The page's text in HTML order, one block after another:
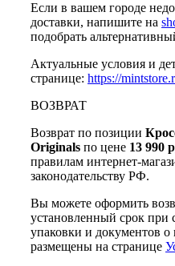
Если в вашем городе
доставки, напишите на
подобрать
Актуальные условия и
странице: https://
ВОЗВРАТ
Возврат по позиции
Originals по цене 13 990
правилам интернет-
законодательству РФ.
Вы можете оформить
установленный срок при
упаковки и документов
размещены на странице